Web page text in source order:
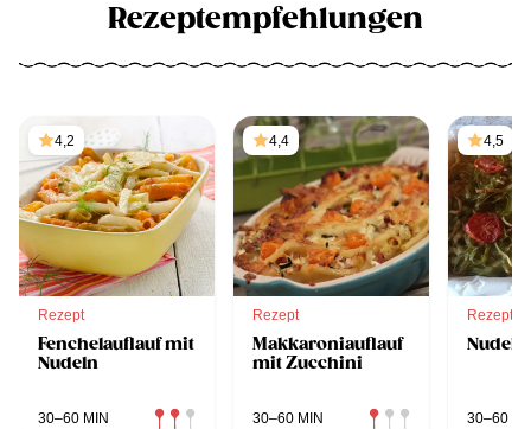
Rezeptempfehlungen
4,2
Rezept
Fenchelauflauf mit
Nudeln
30–60 MIN
4,4
Rezept
Makkaroniauflauf
mit Zucchini
30–60 MIN
4,5
Rezept
30–60